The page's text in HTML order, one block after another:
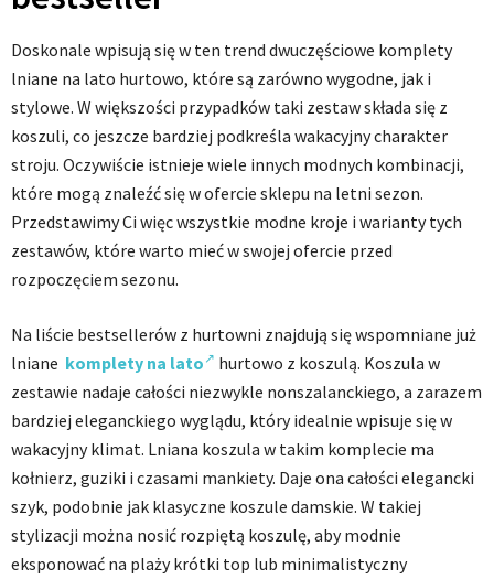
Doskonale wpisują się w ten trend dwuczęściowe komplety
lniane na lato hurtowo, które są zarówno wygodne, jak i
stylowe. W większości przypadków taki zestaw składa się z
koszuli, co jeszcze bardziej podkreśla wakacyjny charakter
stroju. Oczywiście istnieje wiele innych modnych kombinacji,
które mogą znaleźć się w ofercie sklepu na letni sezon.
Przedstawimy Ci więc wszystkie modne kroje i warianty tych
zestawów, które warto mieć w swojej ofercie przed
rozpoczęciem sezonu.
Na liście bestsellerów z hurtowni znajdują się wspomniane już
lniane komplety na lato
hurtowo z koszulą. Koszula w
zestawie nadaje całości niezwykle nonszalanckiego, a zarazem
bardziej eleganckiego wyglądu, który idealnie wpisuje się w
wakacyjny klimat. Lniana koszula w takim komplecie ma
kołnierz, guziki i czasami mankiety. Daje ona całości elegancki
szyk, podobnie jak klasyczne koszule damskie. W takiej
stylizacji można nosić rozpiętą koszulę, aby modnie
eksponować na plaży krótki top lub minimalistyczny